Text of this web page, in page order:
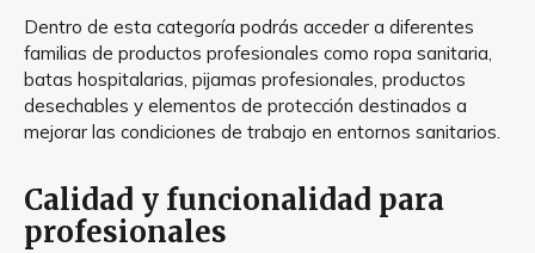
Dentro de esta categoría podrás acceder a diferentes
familias de productos profesionales como ropa sanitaria,
batas hospitalarias, pijamas profesionales, productos
desechables y elementos de protección destinados a
mejorar las condiciones de trabajo en entornos sanitarios.
Calidad y funcionalidad para
profesionales